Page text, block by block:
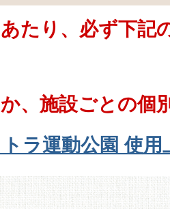
たり、必ず下記
、施設ごとの個
ラ運動公園 使用